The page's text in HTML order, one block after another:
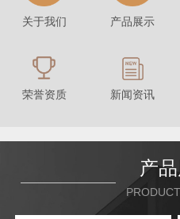
关于我们 产品展示
荣誉资质 新闻资讯
产